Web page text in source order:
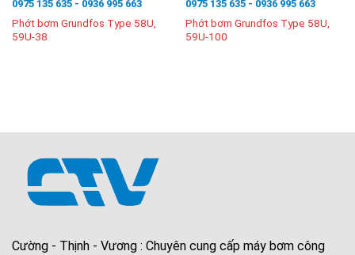
0975 135 635 - 0936 995 663
Phớt bơm Grundfos Type 58U,
59U-38
0975 135 635 - 0936 995 663
Phớt bơm Grundfos Type 58U,
59U-100
Cường - Thịnh - Vương : Chuyên cung cấp máy bơm công